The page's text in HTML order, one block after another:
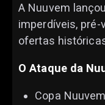
A Nuuvem
imperdíveis, pré-
ofertas
O Ataque da
Copa